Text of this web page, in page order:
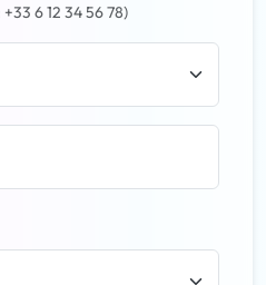
6 12 34 56 78)